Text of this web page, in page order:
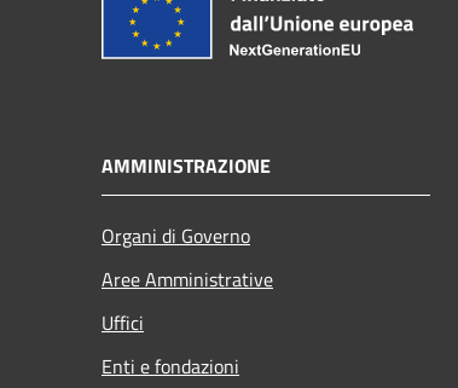
AMMINISTRAZIONE
Organi di Governo
Aree Amministrative
Uffici
Enti e fondazioni